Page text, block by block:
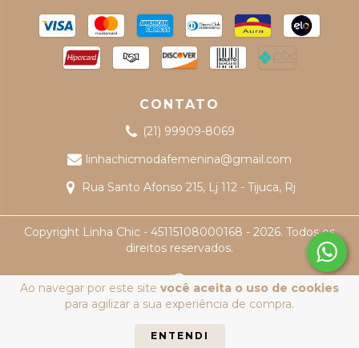
Ao navegar por este site você aceita o uso de cookies
para agilizar a sua experiência de compra.
ENTENDI
CONTATO
(21) 99909-8069
linhachicmodafemenina@gmail.com
Rua Santo Afonso 215, Lj 112 - Tijuca, Rj
Copyright Linha Chic - 45115108000168 - 2026. Todos os
direitos reservados.